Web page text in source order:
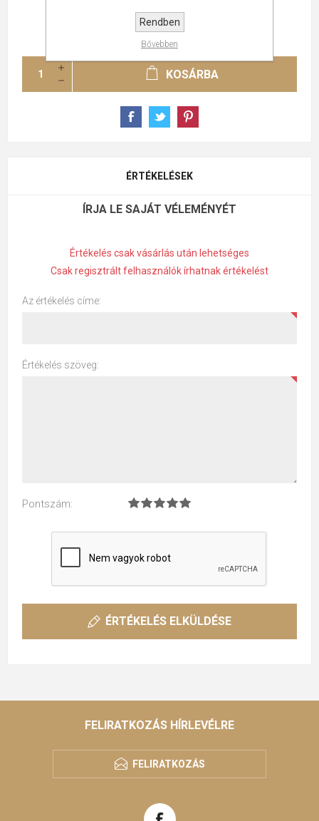
KOSÁRBA
ÉRTÉKELÉSEK
ÍRJA LE SAJÁT VÉLEMÉNYÉT
Értékelés csak vásárlás után lehetséges
Csak regisztrált felhasználók írhatnak értékelést
Az értékelés címe:
Értékelés szöveg:
Pontszám:
ÉRTÉKELÉS ELKÜLDÉSE
FELIRATKOZÁS HÍRLEVÉLRE
FELIRATKOZÁS
Rendben
Bővebben